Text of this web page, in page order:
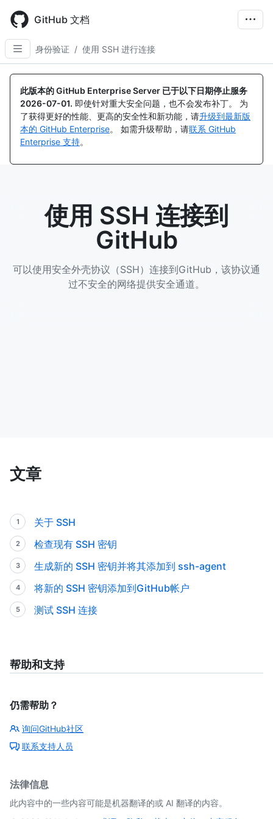
main
content
GitHub 文档
身份验证 / 使用 SSH 进行连接
此版本的 GitHub Enterprise Server 已于以下日期停止服务
2026-07-01. 即使针对重大安全问题，也不会发布补丁。 为
了获得更好的性能、更高的安全性和新功能，请升级到最新版
本的 GitHub Enterprise。 如需升级帮助，请联系 GitHub
Enterprise 支持。
使用 SSH 连接到
GitHub
可以使用安全外壳协议（SSH）连接到GitHub，该协议通
过不安全的网络提供安全通道。
文章
关于 SSH
检查现有 SSH 密钥
生成新的 SSH 密钥并将其添加到 ssh-agent
将新的 SSH 密钥添加到GitHub帐户
测试 SSH 连接
帮助和支持
仍需帮助？
询问GitHub社区
联系支持人员
法律信息
此内容中的一些内容可能是机器翻译的或 AI 翻译的内容。